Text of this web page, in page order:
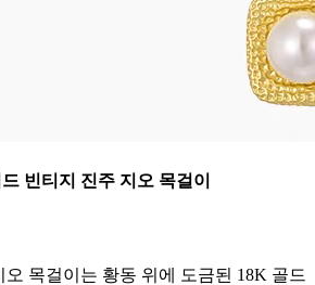
빈티지 진주 지오 목걸이
목걸이는 황동 위에 도금된 18K 골드